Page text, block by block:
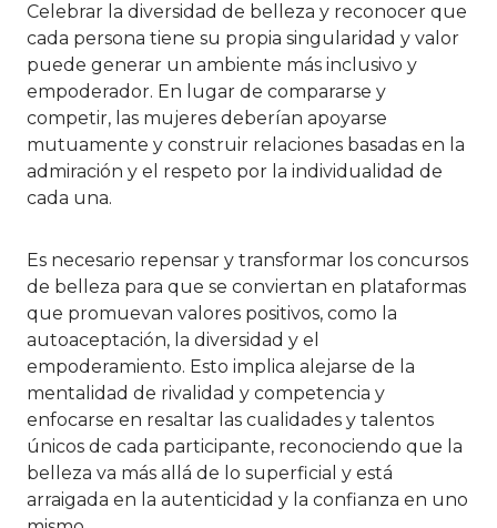
Celebrar la diversidad de belleza y reconocer que
cada persona tiene su propia singularidad y valor
puede generar un ambiente más inclusivo y
empoderador. En lugar de compararse y
competir, las mujeres deberían apoyarse
mutuamente y construir relaciones basadas en la
admiración y el respeto por la individualidad de
cada una.
Es necesario repensar y transformar los concursos
de belleza para que se conviertan en plataformas
que promuevan valores positivos, como la
autoaceptación, la diversidad y el
empoderamiento. Esto implica alejarse de la
mentalidad de rivalidad y competencia y
enfocarse en resaltar las cualidades y talentos
únicos de cada participante, reconociendo que la
belleza va más allá de lo superficial y está
arraigada en la autenticidad y la confianza en uno